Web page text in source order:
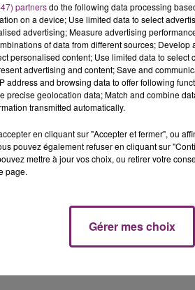
hier, pour homicide
septembre 2024, à Créteil. Au
passagers, un de ses amis, qui
au cannabis, et il roulait à une
de la route, après avoir grillé un
partnersdo the following data processing
on a device; Use limited data to select
advertising; Measure advertising
of data from different sources;
personalised content; Use limited data to
advertising and content; Save and
address and browsing data to offer following
precise geolocation data; Match and combine
transmitted automatically.
en cliquant sur "Accepter et fermer", ou
pouvez également refuser en cliquant sur
mettre à jour vos choix, ou retirer votre
page.
Gérer mes choix